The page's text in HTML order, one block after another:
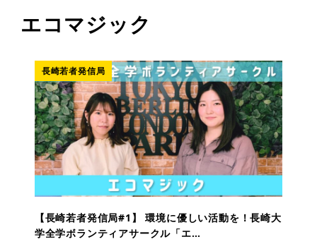
エコマジック
長崎若者発信局
【長崎若者発信局#1】 環境に優しい活動を！長崎大
学全学ボランティアサークル「エ…